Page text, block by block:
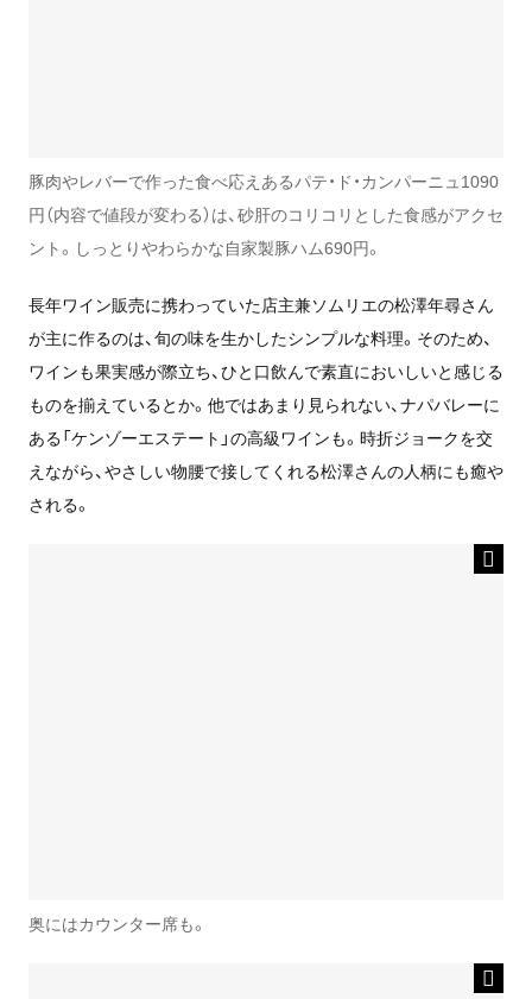
豚肉やレバーで作った食べ応えあるパテ・ド・カンパーニュ1090
円（内容で値段が変わる）は、砂肝のコリコリとした食感がアクセ
ント。しっとりやわらかな自家製豚ハム690円。
長年ワイン販売に携わっていた店主兼ソムリエの松澤年尋さん
が主に作るのは、旬の味を生かしたシンプルな料理。そのため、
ワインも果実感が際立ち、ひと口飲んで素直においしいと感じる
ものを揃えているとか。他ではあまり見られない、ナパバレーに
ある「ケンゾーエステート」の高級ワインも。時折ジョークを交
えながら、やさしい物腰で接してくれる松澤さんの人柄にも癒や
される。
奥にはカウンター席も。